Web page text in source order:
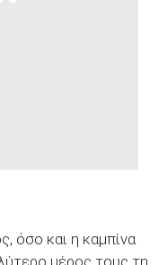
όσο και η καμπίνα